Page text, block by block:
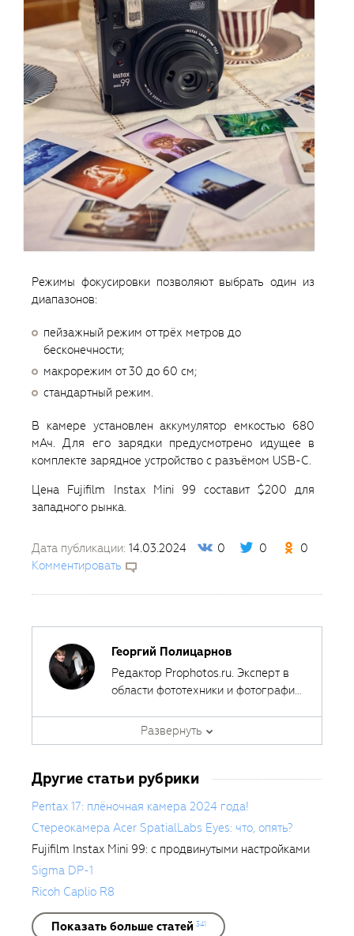
Режимы фокусировки позволяют выбрать один из
диапазонов:
пейзажный режим от трёх метров до
бесконечности;
макрорежим от 30 до 60 см;
стандартный режим.
В камере установлен аккумулятор емкостью 680
мАч. Для его зарядки предусмотрено идущее в
комплекте зарядное устройство с разъёмом USB-C.
Цена Fujifilm Instax Mini 99 составит $200 для
западного рынка.
Дата публикации: 14.03.2024 0 0
0
Комментировать
Георгий Полицарнов
Редактор Prophotos.ru. Эксперт в
области фототехники и фотографии,
фотооборудования с 2007 года.
Является автором ряда обучающих
Развернуть
Другие статьи рубрики
Pentax 17: плёночная камера 2024 года!
Стереокамера Acer SpatialLabs Eyes: что, опять?
Fujifilm Instax Mini 99: с продвинутыми настройками
Sigma DP-1
Ricoh Caplio R8
Показать больше статей 341